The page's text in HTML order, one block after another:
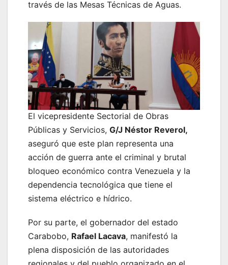
través de las Mesas Técnicas de Aguas.
El vicepresidente Sectorial de Obras
Públicas y Servicios, G/J Néstor Reverol,
aseguró que este plan representa una
acción de guerra ante el criminal y brutal
bloqueo económico contra Venezuela y la
dependencia tecnológica que tiene el
sistema eléctrico e hídrico.
Por su parte, el gobernador del estado
Carabobo, Rafael Lacava, manifestó la
plena disposición de las autoridades